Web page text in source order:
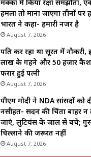
मक्का में किया रक्षा समझौता,
हमला तो माना जाएगा तीनों पर
भारत ने कहा- हमारी नजर है
August 7, 2026
पति कर रहा था सूरत में नौकरी,
लाख के गहने और 50 हजार
फरार हुई पत्नी
August 7, 2026
पीएम मोदी ने NDA सांसदों को
नसीहत- सदन की चिंता बाहर न
जाएं, लुटियंस के जाल से बचें;
चिल्लाने की जरूरत नहीं
August 7, 2026